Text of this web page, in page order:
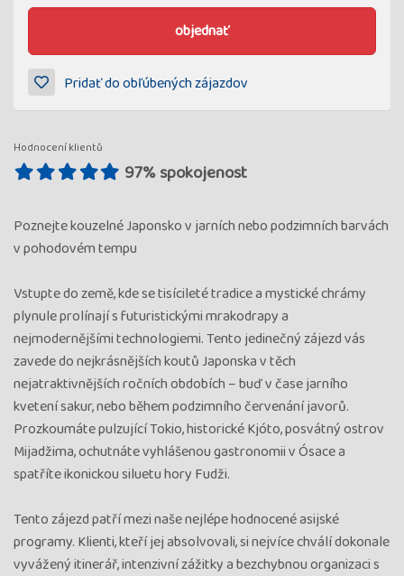
objednať
Pridať do obľúbených zájazdov
Hodnocení klientů
97% spokojenost
Poznejte kouzelné Japonsko v jarních nebo podzimních barvách
v pohodovém tempu
Vstupte do země, kde se tisícileté tradice a mystické chrámy
plynule prolínají s futuristickými mrakodrapy a
nejmodernějšími technologiemi. Tento jedinečný zájezd vás
zavede do nejkrásnějších koutů Japonska v těch
nejatraktivnějších ročních obdobích – buď v čase jarního
kvetení sakur, nebo během podzimního červenání javorů.
Prozkoumáte pulzující Tokio, historické Kjóto, posvátný ostrov
Mijadžima, ochutnáte vyhlášenou gastronomii v Ósace a
spatříte ikonickou siluetu hory Fudži.
Tento zájezd patří mezi naše nejlépe hodnocené asijské
programy. Klienti, kteří jej absolvovali, si nejvíce chválí dokonale
vyvážený itinerář, intenzivní zážitky a bezchybnou organizaci s